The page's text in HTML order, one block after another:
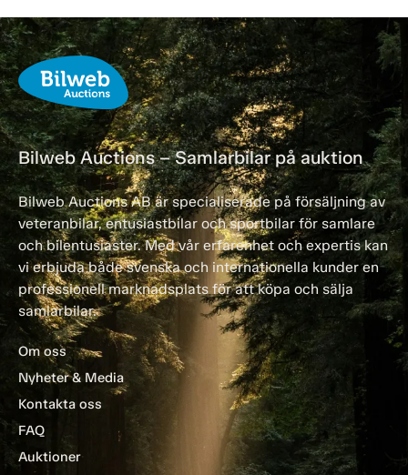
Bilweb Auctions – Samlarbilar på auktion
Bilweb Auctions AB är specialiserade på försäljning av
veteranbilar, entusiastbilar och sportbilar för samlare
och bilentusiaster. Med vår erfarenhet och expertis kan
vi erbjuda både svenska och internationella kunder en
professionell marknadsplats för att köpa och sälja
samlarbilar.
Om oss
Nyheter & Media
Kontakta oss
FAQ
Auktioner